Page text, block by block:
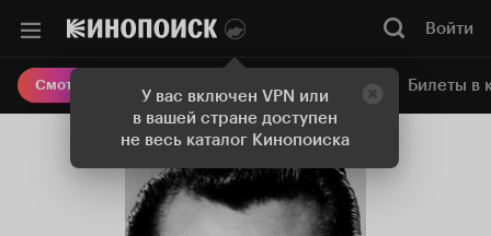
У вас включен VPN или
в вашей стране доступен
не весь каталог Кинопоиска
Войти
Смотреть кино Онлайн-кинотеатр Билеты в